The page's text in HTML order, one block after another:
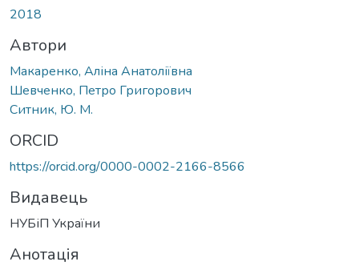
2018
Автори
Макаренко, Аліна Анатоліївна
Шевченко, Петро Григорович
Ситник, Ю. М.
ORCID
https://orcid.org/0000-0002-2166-8566
Видавець
НУБіП України
Анотація